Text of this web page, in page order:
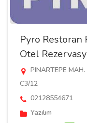
Pyro Restoran
Otel
PINARTEPE
C3/12
02128554671
Yazılım